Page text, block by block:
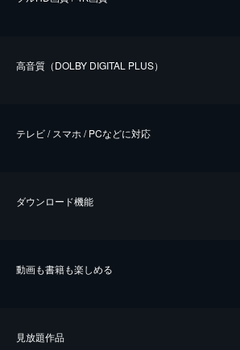
⾼⾳質（DOLBY DIGITAL PLUS）
テレビ / スマホ / PCなどに対応
ダウンロード機能
動画も書籍も楽しめる
⾒放題作品